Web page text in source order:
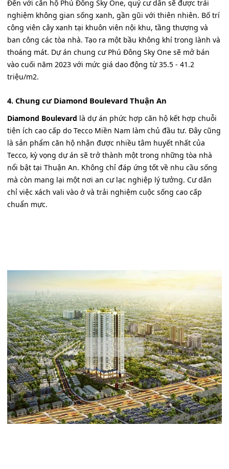
Đến với căn hộ Phú Đông Sky One, quý cư dân sẽ được trải
nghiệm không gian sống xanh, gần gũi với thiên nhiên. Bố trí
công viên cây xanh tại khuôn viên nội khu, tầng thượng và
ban công các tòa nhà. Tạo ra một bầu không khí trong lành và
thoáng mát. Dự án chung cư Phú Đông Sky One sẽ mở bán
vào cuối năm 2023 với mức giá dao động từ 35.5 - 41.2
triệu/m2.
4. Chung cư Diamond Boulevard Thuận An
Diamond Boulevard là dự án phức hợp căn hộ kết hợp chuỗi
tiện ích cao cấp do Tecco Miền Nam làm chủ đầu tư. Đây cũng
là sản phẩm căn hộ nhận được nhiều tâm huyết nhất của
Tecco, kỳ vọng dự án sẽ trở thành một trong những tòa nhà
nổi bật tại Thuận An. Không chỉ đáp ứng tốt về nhu cầu sống
mà còn mang lại một nơi an cư lạc nghiệp lý tưởng. Cư dân
chỉ việc xách vali vào ở và trải nghiệm cuộc sống cao cấp
chuẩn mực.